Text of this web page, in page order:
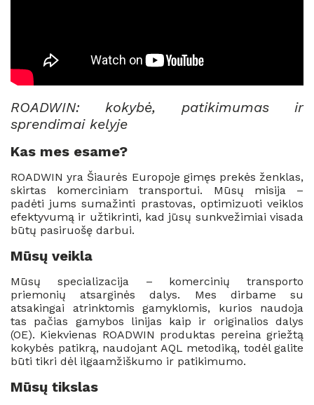
ROADWIN: kokybė, patikimumas ir
sprendimai kelyje
Kas mes esame?
ROADWIN yra Šiaurės Europoje gimęs prekės ženklas,
skirtas komerciniam transportui. Mūsų misija –
padėti jums sumažinti prastovas, optimizuoti veiklos
efektyvumą ir užtikrinti, kad jūsų sunkvežimiai visada
būtų pasiruošę darbui.
Mūsų veikla
Mūsų specializacija – komercinių transporto
priemonių atsarginės dalys. Mes dirbame su
atsakingai atrinktomis gamyklomis, kurios naudoja
tas pačias gamybos linijas kaip ir originalios dalys
(OE). Kiekvienas ROADWIN produktas pereina griežtą
kokybės patikrą, naudojant AQL metodiką, todėl galite
būti tikri dėl ilgaamžiškumo ir patikimumo.
Mūsų tikslas